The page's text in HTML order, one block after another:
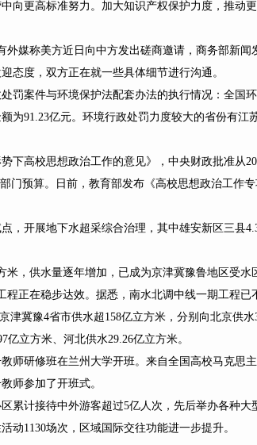
向更高标准努力。加大知识产权保护力度，推动
外媒称美方近日向中方发出磋商邀请，商务部新闻
态度，双方正在就一些具体细节进行沟通。
罚案件与环境保护法配套办法的执行情况：全国
为91.23亿元。环境行政处罚力度较大的省份有江
下高校思想政治工作的意见》，中央财政批准从
门预算。日前，教育部发布《高校思想政治工作
，开展地下水超采综合治理，其中雄安新区三县
米，供水量逐年增加，已成为京津冀豫鲁地区受水
正在稳步达效。据悉，南水北调中线一期工程已
津冀豫4省市供水超158亿立方米，分别向北京供水
立方米、河北供水29.26亿立方米。
师研修班在兰州大学开班。来自全国高校马克思
师参加了开班式。
累计接待中外游客超过5亿人次，先后举办各种大
动1130场次，区域国际交往功能进一步提升。